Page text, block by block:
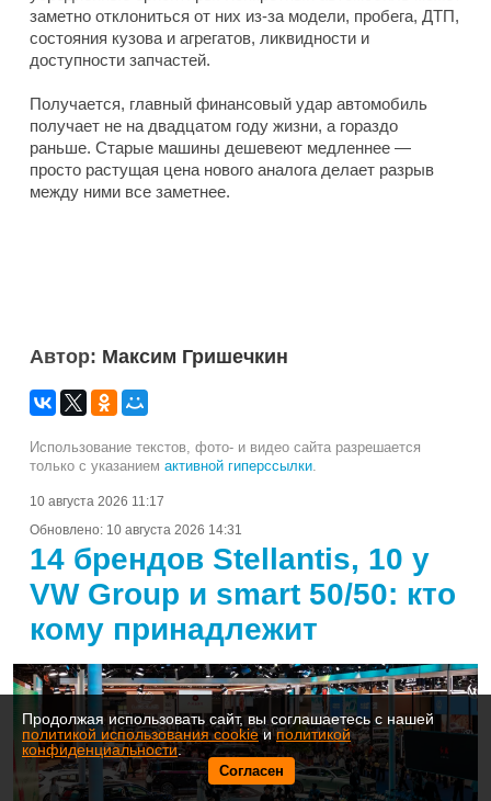
заметно отклониться от них из-за модели, пробега, ДТП,
состояния кузова и агрегатов, ликвидности и
доступности запчастей.
Получается, главный финансовый удар автомобиль
получает не на двадцатом году жизни, а гораздо
раньше. Старые машины дешевеют медленнее —
просто растущая цена нового аналога делает разрыв
между ними все заметнее.
Автор: Максим Гришечкин
Использование текстов, фото- и видео сайта разрешается
только с указанием активной гиперссылки
10 августа 2026 11:17
Обновлено: 10 августа 2026 14:31
14 брендов Stellantis, 10 у
VW Group и smart 50/50: кто
кому принадлежит
Продолжая использовать сайт, вы соглашаетесь с нашей
политикой использования cookieиполитикой
конфиденциальности.
Согласен